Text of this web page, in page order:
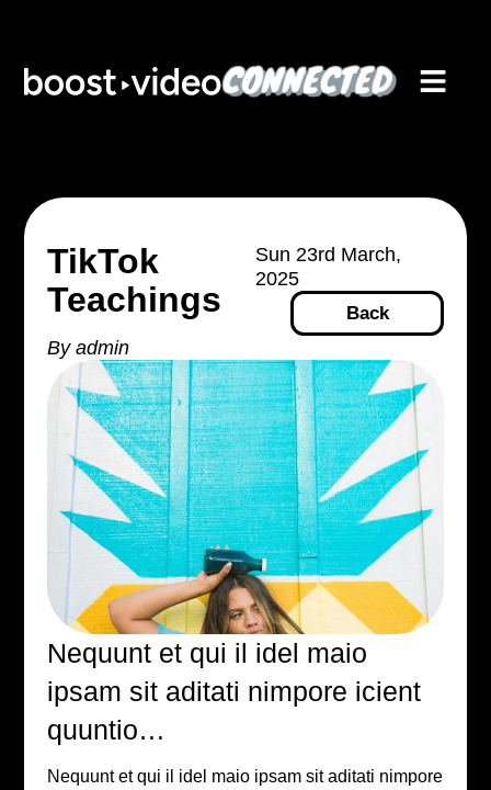
TikTok
Teachings
Sun 23rd March,
2025
Back
Byadmin
Nequunt et qui il idel maio
ipsam sit aditati nimpore icient
quuntio…
Nequunt et qui il idel maio ipsam sit aditati nimpore